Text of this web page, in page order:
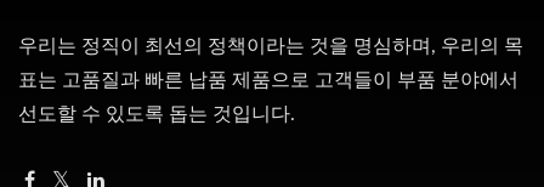
우리는 정직이 최선의 정책이라는 것을 명심하며, 우리의 목
표는 고품질과 빠른 납품 제품으로 고객들이 부품 분야에서
선도할 수 있도록 돕는 것입니다.